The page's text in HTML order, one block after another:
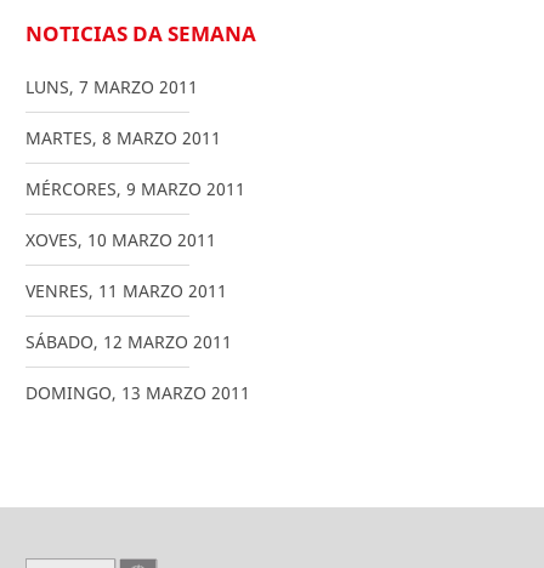
NOTICIAS DA SEMANA
LUNS, 7 MARZO 2011
MARTES, 8 MARZO 2011
MÉRCORES, 9 MARZO 2011
XOVES, 10 MARZO 2011
VENRES, 11 MARZO 2011
SÁBADO, 12 MARZO 2011
DOMINGO, 13 MARZO 2011